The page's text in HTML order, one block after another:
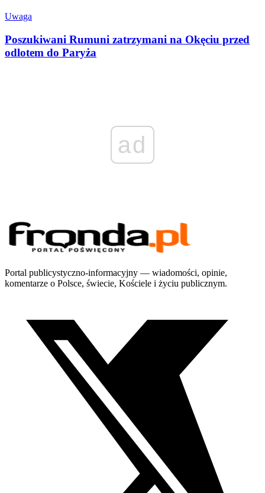
Uwaga
Poszukiwani Rumuni zatrzymani na Okęciu przed
odlotem do Paryża
ad
Portal publicystyczno-informacyjny — wiadomości, opinie,
komentarze o Polsce, świecie, Kościele i życiu publicznym.